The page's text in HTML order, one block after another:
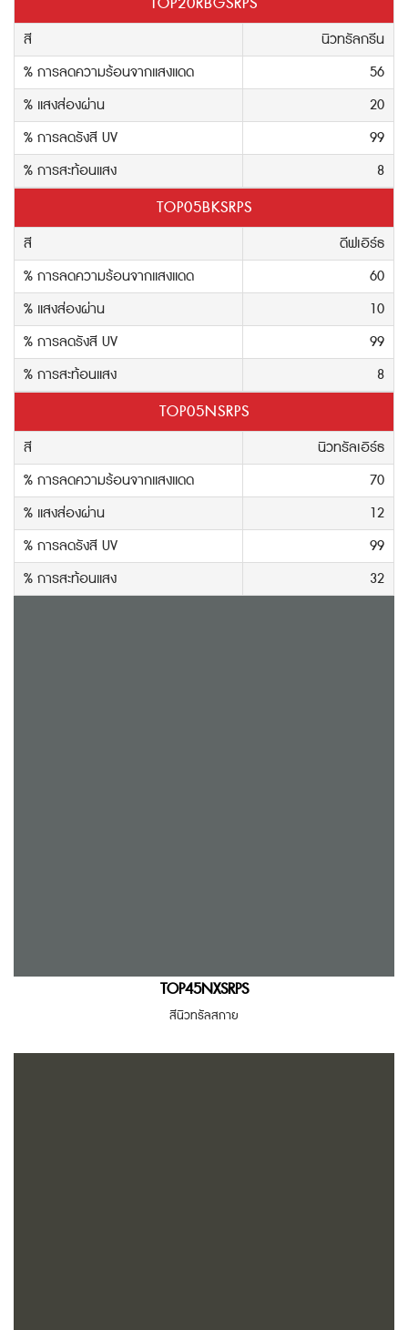
สี
นิวทรัลกรีน
% การลดความร้อนจากแสงแดด
56
% แสงส่องผ่าน
20
% การลดรังสี UV
99
% การสะท้อนแสง
8
TOP05BKSRPS
สี
ดีฟเอิร์ธ
% การลดความร้อนจากแสงแดด
60
% แสงส่องผ่าน
10
% การลดรังสี UV
99
% การสะท้อนแสง
8
TOP05NSRPS
สี
นิวทรัลเอิร์ธ
% การลดความร้อนจากแสงแดด
70
% แสงส่องผ่าน
12
% การลดรังสี UV
99
% การสะท้อนแสง
32
TOP45NXSRPS
สีนิวทรัลสกาย